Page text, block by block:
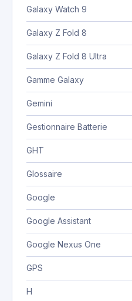
Galaxy Watch 9
Galaxy Z Fold 8
Galaxy Z Fold 8 Ultra
Gamme Galaxy
Gemini
Gestionnaire Batterie
GHT
Glossaire
Google
Google Assistant
Google Nexus One
GPS
H